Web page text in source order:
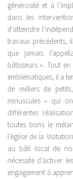
générosité et à
dans les
d’atteindre
travaux précédents,
que jamais
bâtisseurs ». Tout
emblématiques, il a
de milliers de
minuscules » qui
différentes
toutes bons le
l’église de la
au bâti local de
nécessité d’activer
engagement à